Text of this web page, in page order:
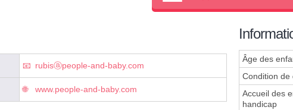
rubisⓐpeople-and-baby.com
www.people-and-baby.com
Âge des
Condition de
Accueil des
handicap